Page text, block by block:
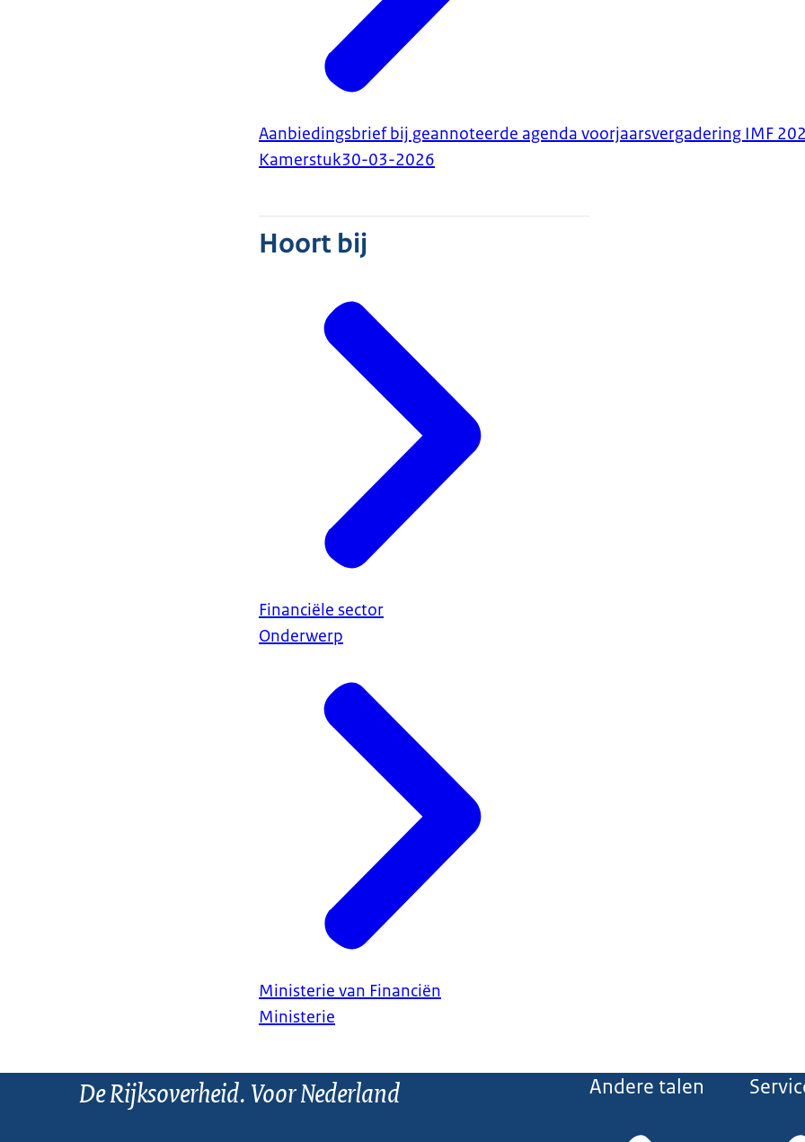
Aanbiedingsbrief bij geannoteerde agenda voorjaarsvergadering IMF
Kamerstuk30-03-2026
Hoort bij
Financiële sector
Onderwerp
Ministerie van Financiën
Ministerie
De Rijksoverheid. Voor Nederland Andere talen